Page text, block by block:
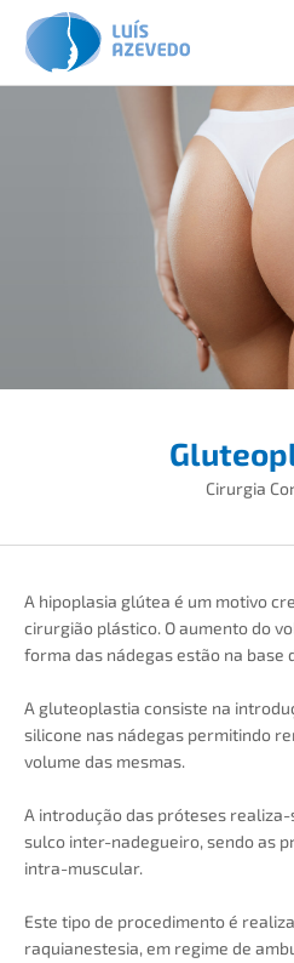
Cirurgia
A hipoplasia glútea é um motivo
cirurgião plástico. O aumento do
forma das nádegas estão na base
A gluteoplastia consiste na
silicone nas nádegas permitindo
volume das mesmas.
A introdução das próteses
sulco inter-nadegueiro, sendo as
intra-muscular.
Este tipo de procedimento é
raquianestesia, em regime de